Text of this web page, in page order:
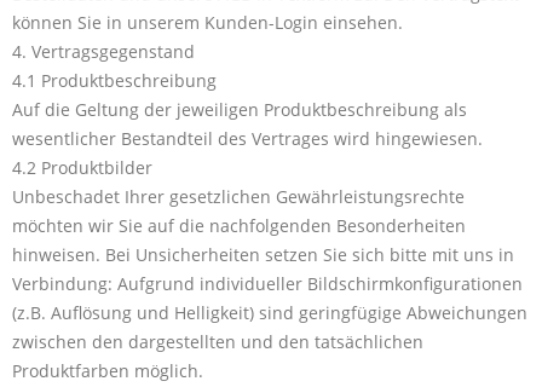
können Sie in unserem Kunden-Login einsehen.
4. Vertragsgegenstand
4.1 Produktbeschreibung
Auf die Geltung der jeweiligen Produktbeschreibung als
wesentlicher Bestandteil des Vertrages wird hingewiesen.
4.2 Produktbilder
Unbeschadet Ihrer gesetzlichen Gewährleistungsrechte
möchten wir Sie auf die nachfolgenden Besonderheiten
hinweisen. Bei Unsicherheiten setzen Sie sich bitte mit uns in
Verbindung: Aufgrund individueller Bildschirmkonfigurationen
(z.B. Auflösung und Helligkeit) sind geringfügige Abweichungen
zwischen den dargestellten und den tatsächlichen
Produktfarben möglich.